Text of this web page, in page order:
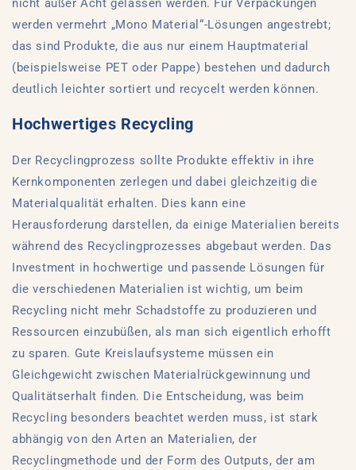
nicht außer Acht gelassen werden. Für Verpackungen
werden vermehrt „Mono Material“-Lösungen angestrebt;
das sind Produkte, die aus nur einem Hauptmaterial
(beispielsweise PET oder Pappe) bestehen und dadurch
deutlich leichter sortiert und recycelt werden können.
Hochwertiges Recycling
Der Recyclingprozess sollte Produkte effektiv in ihre
Kernkomponenten zerlegen und dabei gleichzeitig die
Materialqualität erhalten. Dies kann eine
Herausforderung darstellen, da einige Materialien bereits
während des Recyclingprozesses abgebaut werden. Das
Investment in hochwertige und passende Lösungen für
die verschiedenen Materialien ist wichtig, um beim
Recycling nicht mehr Schadstoffe zu produzieren und
Ressourcen einzubüßen, als man sich eigentlich erhofft
zu sparen. Gute Kreislaufsysteme müssen ein
Gleichgewicht zwischen Materialrückgewinnung und
Qualitätserhalt finden. Die Entscheidung, was beim
Recycling besonders beachtet werden muss, ist stark
abhängig von den Arten an Materialien, der
Recyclingmethode und der Form des Outputs, der am